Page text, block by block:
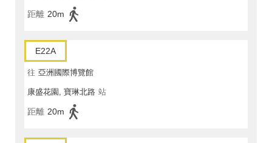
距離 20m
E22A
往 亞洲國際博覽館
康盛花園, 寶琳北路 站
距離 20m